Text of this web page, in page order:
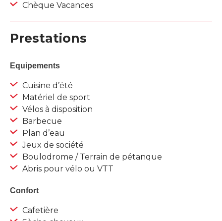
Chèque Vacances
Prestations
Equipements
Cuisine d’été
Matériel de sport
Vélos à disposition
Barbecue
Plan d’eau
Jeux de société
Boulodrome / Terrain de pétanque
Abris pour vélo ou VTT
Confort
Cafetière